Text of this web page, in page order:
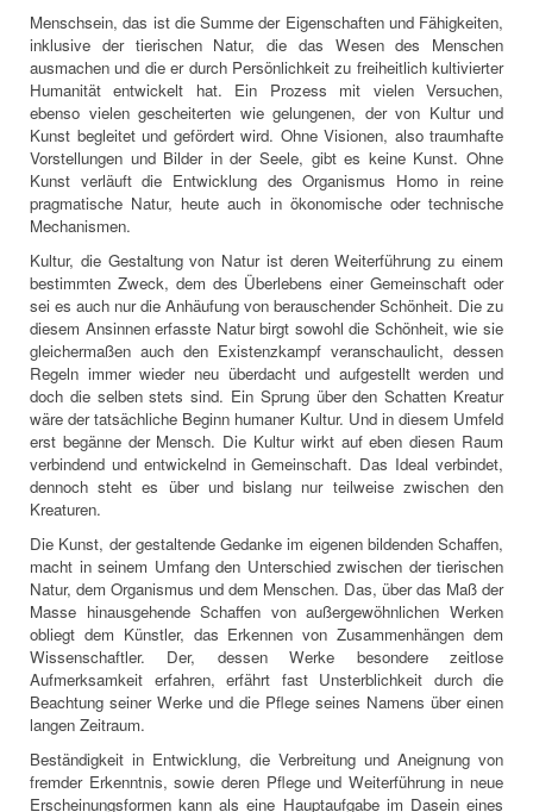
Menschsein, das ist die Summe der Eigenschaften und Fähigkeiten,
inklusive der tierischen Natur, die das Wesen des Menschen
ausmachen und die er durch Persönlichkeit zu freiheitlich kultivierter
Humanität entwickelt hat. Ein Prozess mit vielen Versuchen,
ebenso vielen gescheiterten wie gelungenen, der von Kultur und
Kunst begleitet und gefördert wird. Ohne Visionen, also traumhafte
Vorstellungen und Bilder in der Seele, gibt es keine Kunst. Ohne
Kunst verläuft die Entwicklung des Organismus Homo in reine
pragmatische Natur, heute auch in ökonomische oder technische
Mechanismen.
Kultur, die Gestaltung von Natur ist deren Weiterführung zu einem
bestimmten Zweck, dem des Überlebens einer Gemeinschaft oder
sei es auch nur die Anhäufung von berauschender Schönheit. Die zu
diesem Ansinnen erfasste Natur birgt sowohl die Schönheit, wie sie
gleichermaßen auch den Existenzkampf veranschaulicht, dessen
Regeln immer wieder neu überdacht und aufgestellt werden und
doch die selben stets sind. Ein Sprung über den Schatten Kreatur
wäre der tatsächliche Beginn humaner Kultur. Und in diesem Umfeld
erst begänne der Mensch. Die Kultur wirkt auf eben diesen Raum
verbindend und entwickelnd in Gemeinschaft. Das Ideal verbindet,
dennoch steht es über und bislang nur teilweise zwischen den
Kreaturen.
Die Kunst, der gestaltende Gedanke im eigenen bildenden Schaffen,
macht in seinem Umfang den Unterschied zwischen der tierischen
Natur, dem Organismus und dem Menschen. Das, über das Maß der
Masse hinausgehende Schaffen von außergewöhnlichen Werken
obliegt dem Künstler, das Erkennen von Zusammenhängen dem
Wissenschaftler. Der, dessen Werke besondere zeitlose
Aufmerksamkeit erfahren, erfährt fast Unsterblichkeit durch die
Beachtung seiner Werke und die Pflege seines Namens über einen
langen Zeitraum.
Beständigkeit in Entwicklung, die Verbreitung und Aneignung von
fremder Erkenntnis, sowie deren Pflege und Weiterführung in neue
Erscheinungsformen kann als eine Hauptaufgabe im Dasein eines